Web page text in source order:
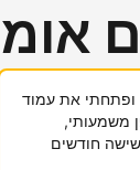
"אחרי שהצטרפתי ל-Booking.com ופתחתי את עמוד
משמעותי,
חודשים